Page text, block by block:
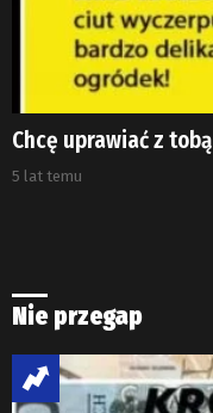
Chcę uprawiać z tobą
5 lat temu
Nie przegap